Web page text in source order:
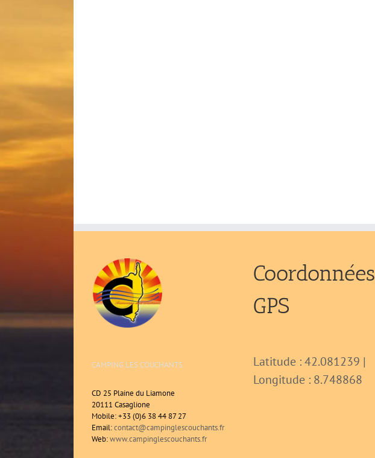
CAMPING LES COUCHANTS
CD 25 Plaine du Liamone
20111 Casaglione
Mobile: +33 (0)6 38 44 87 27
Email:contact@campinglescouchants.fr
Web:www.campinglescouchants.fr
Coordonnées
GPS
Latitude : 42.081239 |
Longitude : 8.748868